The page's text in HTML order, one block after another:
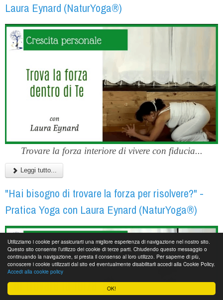
OK!
Utilizziamo i cookie per assicurarti una migliore esperienza di navigazione nel nostro sito.
Questo sito consente l’utilizzo dei cookie di terze parti. Chiudendo questo messaggio o
continuando la navigazione, si presta il consenso al loro utilizzo. Per saperne di più,
conoscere i cookie utilizzati dal sito ed eventualmente disabilitarli accedi alla Cookie Policy.
Accedi alla cookie policy
Laura Eynard (NaturYoga®)
Trovare la forza interiore di vivere con fiducia...
Leggi tutto...
"Hai bisogno di trovare la forza per risolvere?" -
Pratica Yoga con Laura Eynard (NaturYoga®)